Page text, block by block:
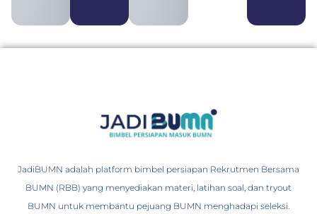
JadiBUMN adalah platform bimbel persiapan Rekrutmen Bersama
BUMN (RBB) yang menyediakan materi, latihan soal, dan tryout
BUMN untuk membantu pejuang BUMN menghadapi seleksi.